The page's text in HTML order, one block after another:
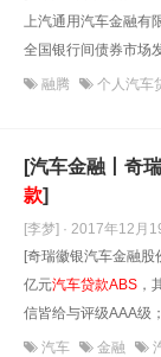
上汽通用汽车金融有
全国银行间债券市场
融腾 个人汽车
[汽车金融丨奇
款]
[李梦] · 2017年12月
[奇瑞徽银汽车金融股
亿元汽车贷款ABS ，
信皆给与评级AAA级
汽车 金融